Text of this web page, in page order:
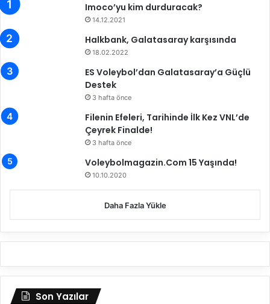
i
i
n
o
n
ğ
u
r
s
E
k
'
e
d
v
e
d
o
r
Imoco’yu kim durduracak?
14.12.2021
Halkbank, Galatasaray karşısında
18.02.2022
ES Voleybol’dan Galatasaray’a Güçlü
Destek
3 hafta önce
Filenin Efeleri, Tarihinde İlk Kez VNL’de
Çeyrek Finalde!
3 hafta önce
Voleybolmagazin.Com 15 Yaşında!
10.10.2020
Daha Fazla Yükle
Son Yazılar